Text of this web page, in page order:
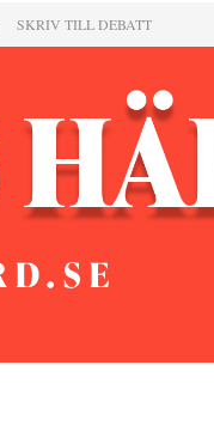
SKRIV TILL DEBATT